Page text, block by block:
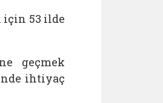
için 53 ilde
geçmek
ihtiyaç